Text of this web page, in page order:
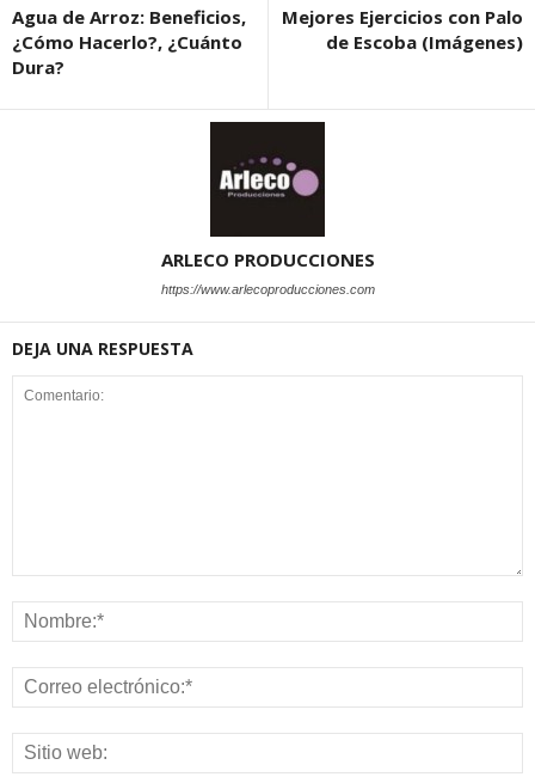
Agua de Arroz: Beneficios,
¿Cómo Hacerlo?, ¿Cuánto
Dura?
Mejores Ejercicios con Palo
de Escoba (Imágenes)
ARLECO PRODUCCIONES
https://www.arlecoproducciones.com
DEJA UNA RESPUESTA